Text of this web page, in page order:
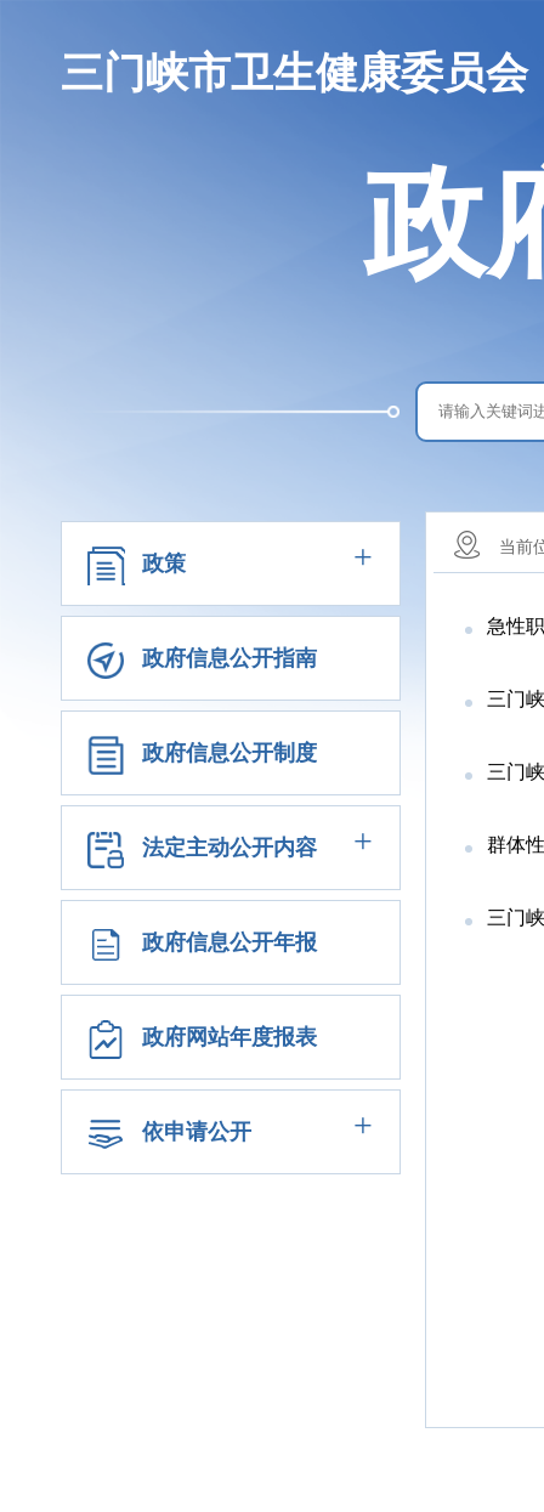
三门峡市卫生健康委员会
政
政策 +
政府信息公开指南
政府信息公开制度
法定主动公开内容 +
政府信息公开年报
政府网站年度报表
依申请公开 +
当前
急性
三门
三门峡
群体
三门